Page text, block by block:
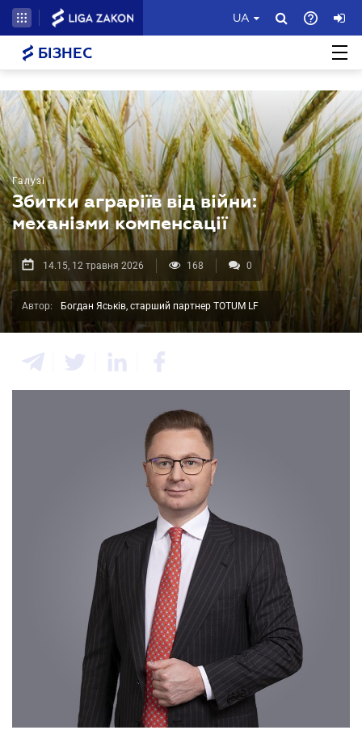
UA
БІЗНЕС
Галузі
Збитки аграріїв від війни:
механізми компенсації
14.15, 12 травня 2026 168 0
Автор: Богдан Яськів, cтарший партнер TOTUM LF